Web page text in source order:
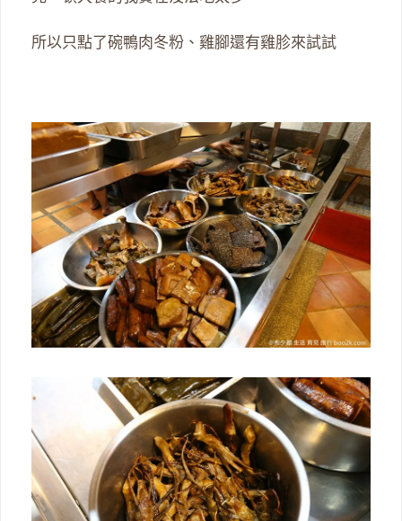
所以只點了碗鴨肉冬粉、雞腳還有雞胗來試試